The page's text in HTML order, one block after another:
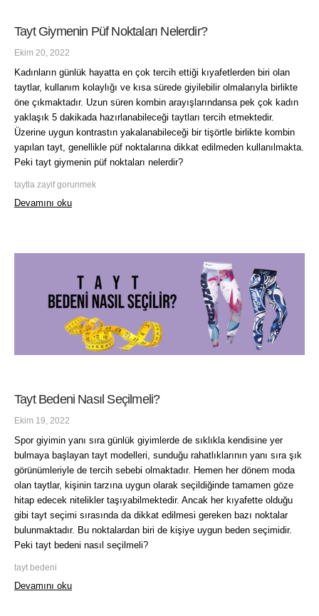
Tayt Giymenin Püf Noktaları Nelerdir?
Ekim 20, 2022
Kadınların günlük hayatta en çok tercih ettiği kıyafetlerden biri olan
taytlar, kullanım kolaylığı ve kısa sürede giyilebilir olmalarıyla birlikte
öne çıkmaktadır. Uzun süren kombin arayışlarındansa pek çok kadın
yaklaşık 5 dakikada hazırlanabileceği taytları tercih etmektedir.
Üzerine uygun kontrastın yakalanabileceği bir tişörtle birlikte kombin
yapılan tayt, genellikle püf noktalarına dikkat edilmeden kullanılmakta.
Peki tayt giymenin püf noktaları nelerdir?
taytla zayif gorunmek
Devamını oku
Tayt Bedeni Nasıl Seçilmeli?
Ekim 19, 2022
Spor giyimin yanı sıra günlük giyimlerde de sıklıkla kendisine yer
bulmaya başlayan tayt modelleri, sunduğu rahatlıklarının yanı sıra şık
görünümleriyle de tercih sebebi olmaktadır. Hemen her dönem moda
olan taytlar, kişinin tarzına uygun olarak seçildiğinde tamamen göze
hitap edecek nitelikler taşıyabilmektedir. Ancak her kıyafette olduğu
gibi tayt seçimi sırasında da dikkat edilmesi gereken bazı noktalar
bulunmaktadır. Bu noktalardan biri de kişiye uygun beden seçimidir.
Peki tayt bedeni nasıl seçilmeli?
tayt bedeni
Devamını oku